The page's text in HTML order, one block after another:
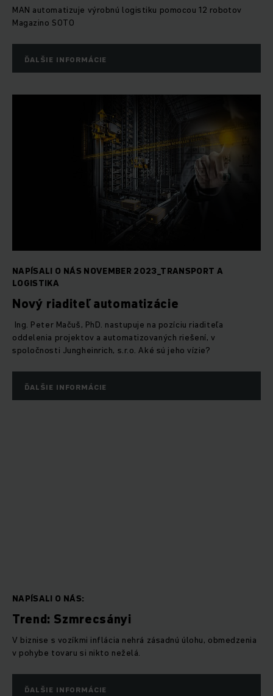
MAN automatizuje výrobnú logistiku pomocou 12 robotov
Magazino SOTO
ĎALŠIE INFORMÁCIE
NAPÍSALI O NÁS NOVEMBER 2023_TRANSPORT A
LOGISTIKA
Nový riaditeľ automatizácie
Ing. Peter Mačuš, PhD. nastupuje na pozíciu riaditeľa
oddelenia projektov a automatizovaných riešení, v
spoločnosti Jungheinrich, s.r.o. Aké sú jeho vízie?
ĎALŠIE INFORMÁCIE
NAPÍSALI O NÁS:
Trend: Szmrecsányi
V biznise s vozíkmi inflácia nehrá zásadnú úlohu, obmedzenia
v pohybe tovaru si nikto neželá.
ĎALŠIE INFORMÁCIE